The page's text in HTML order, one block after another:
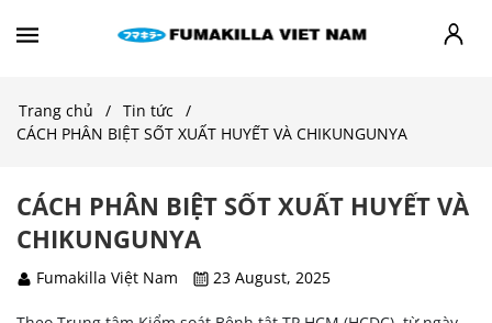
Trang chủ
Tin tức
CÁCH PHÂN BIỆT SỐT XUẤT HUYẾT VÀ CHIKUNGUNYA
CÁCH PHÂN BIỆT SỐT XUẤT HUYẾT VÀ
CHIKUNGUNYA
Fumakilla Việt Nam 23 August, 2025